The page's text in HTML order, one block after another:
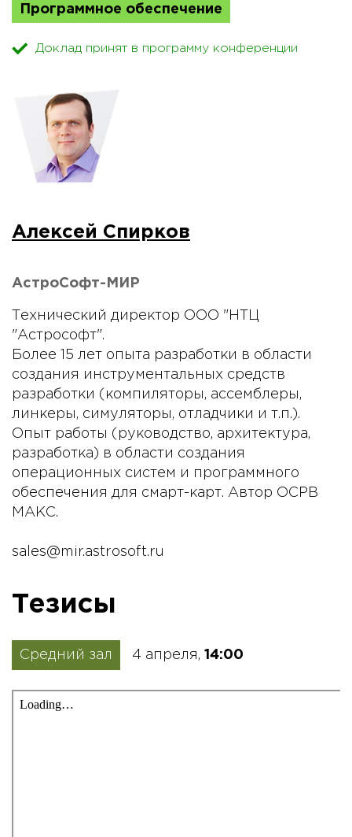
Программное обеспечение
Доклад принят в программу конференции
Алексей Спирков
АстроСофт-МИР
Технический директор ООО "НТЦ
"Астрософт".
Более 15 лет опыта разработки в области
создания инструментальных средств
разработки (компиляторы, ассемблеры,
линкеры, симуляторы, отладчики и т.п.).
Опыт работы (руководство, архитектура,
разработка) в области создания
операционных систем и программного
обеспечения для смарт-карт. Автор ОСРВ
МАКС.
sales@mir.astrosoft.ru
Тезисы
Средний зал 4 апреля, 14:00